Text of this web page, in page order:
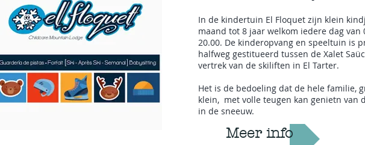
In de kindertuin El Floquet zijn klein
maand tot 8 jaar welkom iedere dag van
20.00. De kinderopvang en speeltuin is
halfweg gestitueerd tussen de Xalet
vertrek van de skiliften in El Tarter.
Het is de bedoeling dat de hele familie,
klein, met volle teugen kan genietn van
in de sneeuw.
Meer info